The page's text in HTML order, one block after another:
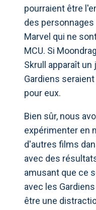
pourraient être
des
Marvel qui ne
MCU. Si
Skrull apparaît un
Gardiens
pour eux.
Bien sûr, nous
expérimenter en
d'autres films
avec des
amusant que ce
avec les
être une